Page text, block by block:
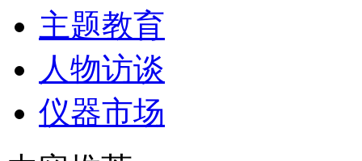
主题教育
人物访谈
仪器市场